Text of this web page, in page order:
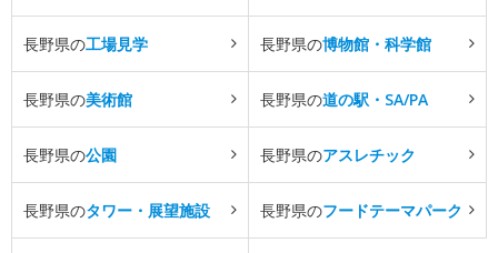
長野県の工場見学 長野県の博物館・科学館
長野県の美術館 長野県の道の駅・SA/PA
長野県の公園 長野県のアスレチック
長野県のタワー・展望施設 長野県のフードテーマパーク